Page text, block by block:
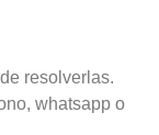
resolverlas.
whatsapp o